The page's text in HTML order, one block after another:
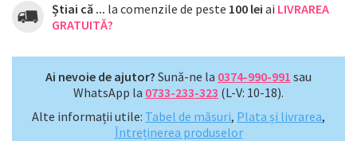
Știai că ... la comenzile de peste 100 lei ai LIVRAREA
GRATUITĂ?
Ai nevoie de ajutor? Sună-ne la 0374-990-991 sau
WhatsApp la 0733-233-323 (L-V: 10-18).
Alte informații utile: Tabel de măsuri, Plata și livrarea,
Întreținerea produselor